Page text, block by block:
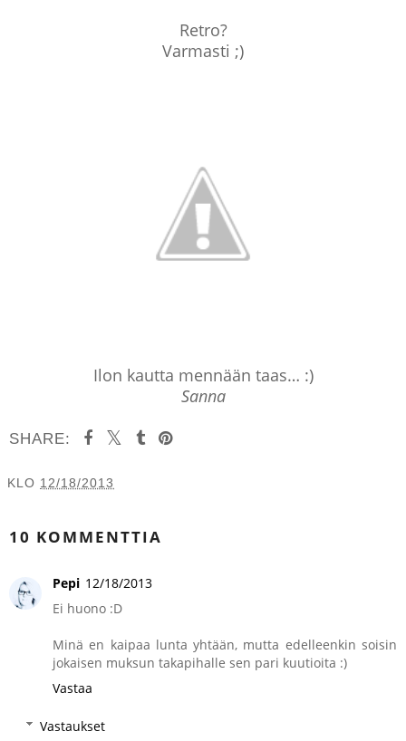
Retro?
Varmasti ;)
Ilon kautta mennään taas… :)
Sanna
SHARE:
KLO 12/18/2013
10 KOMMENTTIA
Pepi 12/18/2013
Ei huono :D
Minä en kaipaa lunta yhtään, mutta edelleenkin soisin
jokaisen muksun takapihalle sen pari kuutioita :)
Vastaa
Vastaukset